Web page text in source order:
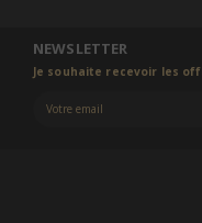
NEWSLETTER
Je souhaite recevoir les